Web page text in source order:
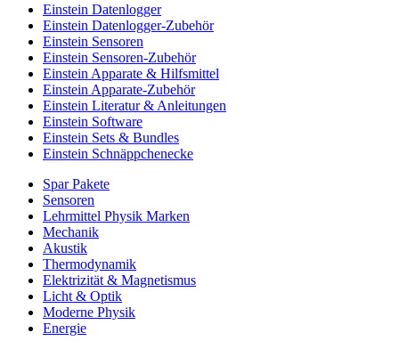
Einstein Datenlogger
Einstein Datenlogger-Zubehör
Einstein Sensoren
Einstein Sensoren-Zubehör
Einstein Apparate & Hilfsmittel
Einstein Apparate-Zubehör
Einstein Literatur & Anleitungen
Einstein Software
Einstein Sets & Bundles
Einstein Schnäppchenecke
Spar Pakete
Sensoren
Lehrmittel Physik Marken
Mechanik
Akustik
Thermodynamik
Elektrizität & Magnetismus
Licht & Optik
Moderne Physik
Energie